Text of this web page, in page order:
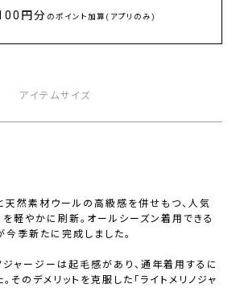
円分 のポイント加算(アプリのみ)
アイテムサイズ
天然素材ウールの高級感を併せもつ、人気
を軽やかに刷新。オールシーズン着用できる
季新たに完成しました。
ャージーは起毛感があり、通年着用するに
そのデメリットを克服した「ライトメリノジャ